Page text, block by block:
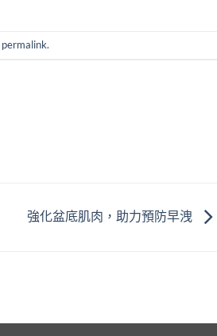
permalink.
強化盆底肌肉，助力預防早洩